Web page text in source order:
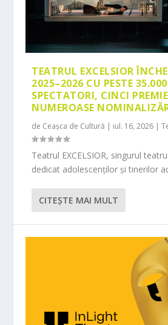
TEATRUL EXCELSIOR
2025–2026 CU PESTE
SPECTATORI, CINCI
NUMEROASE
de Ceașca de Cultură | iul. 16, 2026 |
Teatrul EXCELSIOR, singurul
dedicat adolescenților și tinerilor
CITEŞTE MAI MULT